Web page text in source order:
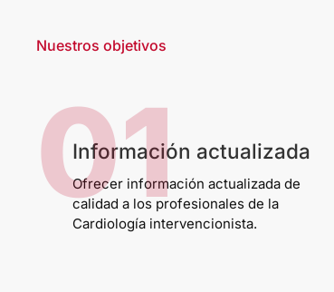
Nuestros objetivos
01
Información actualizada
Ofrecer información actualizada de
calidad a los profesionales de la
Cardiología intervencionista.